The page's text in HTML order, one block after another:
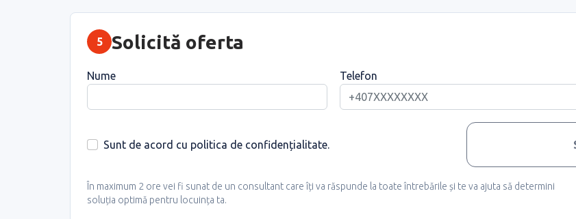
5 Solicită oferta
Nume Telefon
Sunt de acord cu politica de confidențialitate.
În maximum 2 ore vei fi sunat de un consultant care îți va răspunde la toate întrebările și te va ajuta să determini
soluția optimă pentru locuința ta.